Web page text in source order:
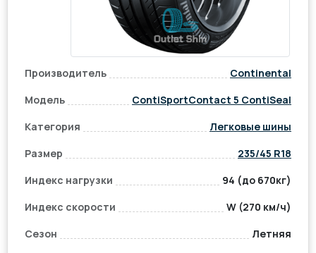
Производитель
Continental
Модель
ContiSportContact 5 ContiSeal
Категория
Легковые шины
Размер
235/45 R18
Индекс нагрузки
94 (до 670кг)
Индекс скорости
W (270 км/ч)
Сезон
Летняя